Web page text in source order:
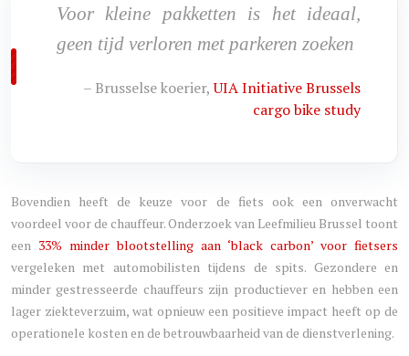
Voor kleine pakketten is het ideaal,
geen tijd verloren met parkeren zoeken
– Brusselse koerier,UIA Initiative Brussels
cargo bike study
Bovendien heeft de keuze voor de fiets ook een onverwacht
voordeel voor de chauffeur. Onderzoek van Leefmilieu Brussel toont
een 33% minder blootstelling aan ‘black carbon’ voor fietsers
vergeleken met automobilisten tijdens de spits. Gezondere en
minder gestresseerde chauffeurs zijn productiever en hebben een
lager ziekteverzuim, wat opnieuw een positieve impact heeft op de
operationele kosten en de betrouwbaarheid van de dienstverlening.